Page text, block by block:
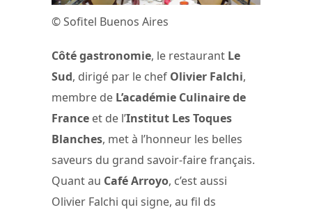
© Sofitel Buenos Aires
Côté gastronomie, le restaurant Le
Sud, dirigé par le chef Olivier Falchi,
membre de L’académie Culinaire de
France et de l’Institut Les Toques
Blanches, met à l’honneur les belles
saveurs du grand savoir-faire français.
Quant au Café Arroyo, c’est aussi
Olivier Falchi qui signe, au fil ds